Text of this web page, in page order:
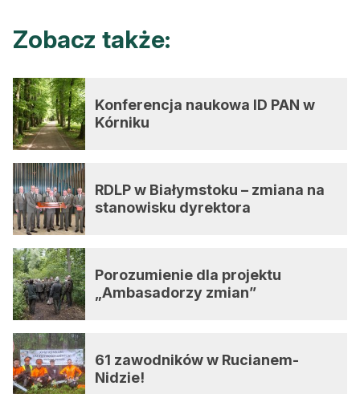
Zobacz także:
Konferencja naukowa ID PAN w
Kórniku
RDLP w Białymstoku – zmiana na
stanowisku dyrektora
Porozumienie dla projektu
„Ambasadorzy zmian”
61 zawodników w Rucianem-
Nidzie!